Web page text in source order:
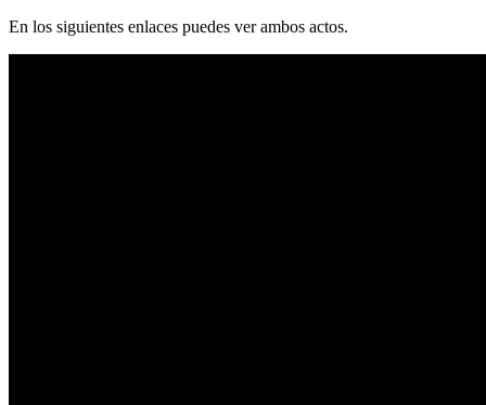
En los siguientes enlaces puedes ver ambos actos.